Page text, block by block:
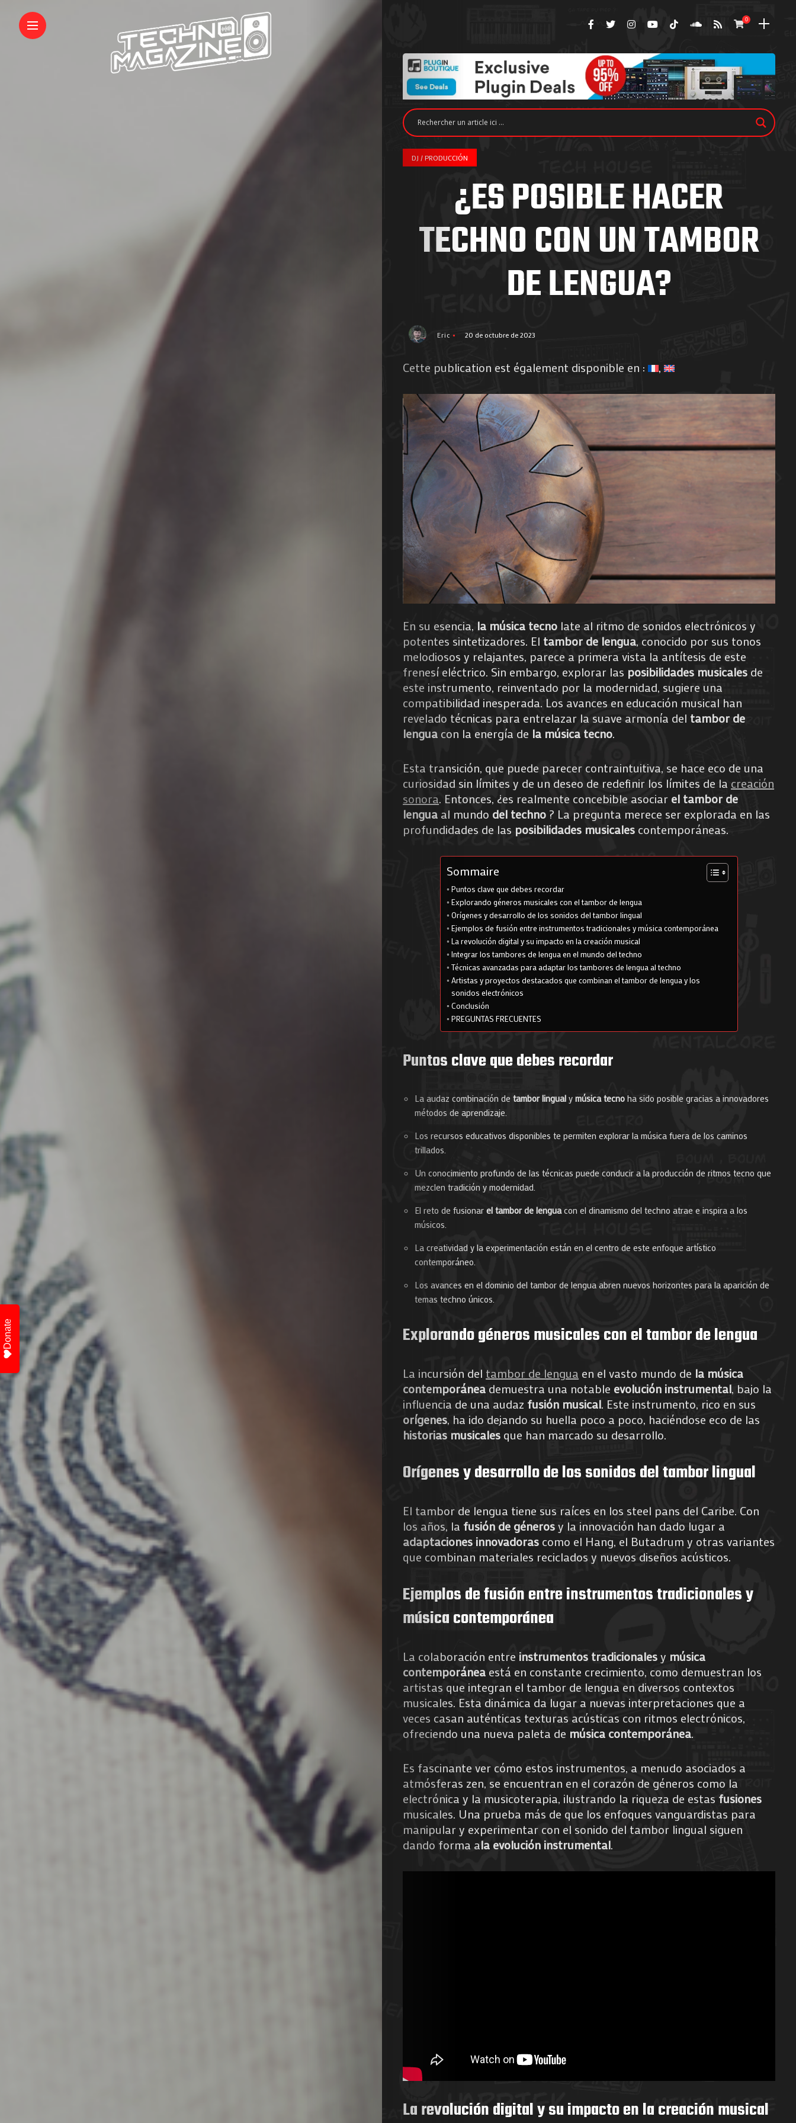
0
Agenda
Galerie
Photos
Magazine
À
de
Nous
Search
DJ / PRODUCCIÓN
¿ES POSIBLE HACER
TECHNO CON UN TAMBOR
DE LENGUA?
Eric 20 de octubre de 2023
Cette publication est également disponible en :
En su esencia, la música tecno late al ritmo de sonidos electrónicos y
potentes sintetizadores. El tambor de lengua, conocido por sus tonos
melodiosos y relajantes, parece a primera vista la antítesis de este
frenesí eléctrico. Sin embargo, explorar las posibilidades musicales de
este instrumento, reinventado por la modernidad, sugiere una
compatibilidad inesperada. Los avances en educación musical han
revelado técnicas para entrelazar la suave armonía del tambor de
lengua con la energía de la música tecno.
Esta transición, que puede parecer contraintuitiva, se hace eco de una
curiosidad sin límites y de un deseo de redefinir los límites de la creación
sonora. Entonces, ¿es realmente concebible asociar el tambor de
lengua al mundo del techno ? La pregunta merece ser explorada en las
profundidades de las posibilidades musicales contemporáneas.
Sommaire
Puntos clave que debes recordar
Explorando géneros musicales con el tambor de lengua
Orígenes y desarrollo de los sonidos del tambor lingual
Ejemplos de fusión entre instrumentos tradicionales y música contemporánea
La revolución digital y su impacto en la creación musical
Integrar los tambores de lengua en el mundo del techno
Técnicas avanzadas para adaptar los tambores de lengua al techno
Artistas y proyectos destacados que combinan el tambor de lengua y los
sonidos electrónicos
Conclusión
PREGUNTAS FRECUENTES
Puntos clave que debes recordar
La audaz combinación detambor lingual ymúsica tecno ha sido posible gracias a innovadores
métodos de aprendizaje.
Los recursos educativos disponibles te permiten explorar la música fuera de los caminos
trillados.
Un conocimiento profundo de las técnicas puede conducir a la producción de ritmos tecno que
mezclen tradición y modernidad.
El reto de fusionarel tambor de lenguacon el dinamismo del techno atrae e inspira a los
músicos.
La creatividad y la experimentación están en el centro de este enfoque artístico
contemporáneo.
Los avances en el dominio del tambor de lengua abren nuevos horizontes para la aparición de
temas techno únicos.
Explorando géneros musicales con el tambor de lengua
La incursión del tambor de lengua en el vasto mundo de la música
contemporánea demuestra una notable evolución instrumental, bajo la
influencia de una audaz fusión musical. Este instrumento, rico en sus
orígenes, ha ido dejando su huella poco a poco, haciéndose eco de las
historias musicales que han marcado su desarrollo.
Orígenes y desarrollo de los sonidos del tambor lingual
El tambor de lengua tiene sus raíces en los steel pans del Caribe. Con
los años, la fusión de génerosy la innovación han dado lugar a
adaptaciones innovadoras como el Hang, el Butadrum y otras variantes
que combinan materiales reciclados y nuevos diseños acústicos.
Ejemplos de fusión entre instrumentos tradicionales y
música contemporánea
La colaboración entre instrumentos tradicionalesy música
contemporánea está en constante crecimiento, como demuestran los
artistas que integran el tambor de lengua en diversos contextos
musicales. Esta dinámica da lugar a nuevas interpretaciones que a
veces casan auténticas texturas acústicas con ritmos electrónicos,
ofreciendo una nueva paleta de música contemporánea.
Es fascinante ver cómo estos instrumentos, a menudo asociados a
atmósferas zen, se encuentran en el corazón de géneros como la
electrónica y la musicoterapia, ilustrando la riqueza de estas fusiones
musicales. Una prueba más de que los enfoques vanguardistas para
manipular y experimentar con el sonido del tambor lingual siguen
dando forma ala evolución instrumental.
La revolución digital y su impacto en la creación musical
Donate